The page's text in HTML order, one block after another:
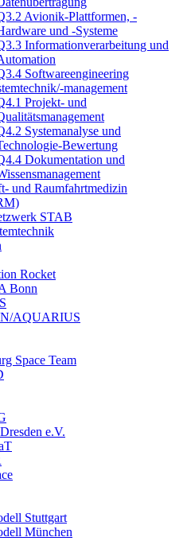
Avionik-Plattformen, -
und -Systeme
Informationverarbeitung und
Softwareengineering
management
Projekt- und
Systemanalyse und
Bewertung
Dokumentation und
und Raumfahrtmedizin
STAB
Rocket
Bonn
AQUARIUS
Space Team
e.V.
Stuttgart
München